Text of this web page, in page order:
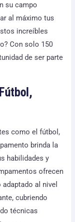
su campo
al máximo tus
increíbles
Con solo 150
de ser parte
como el fútbol,
brinda la
habilidades y
ofrecen
al nivel
cubriendo
técnicas